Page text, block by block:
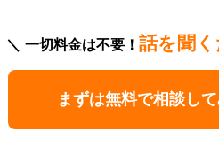
一切料金は不要！ 話を聞
まずは無料で相談し